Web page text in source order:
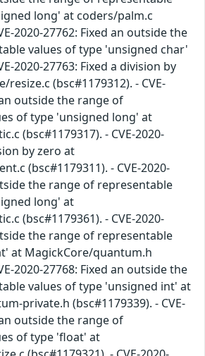
long' at coders/palm.c
2020-27762: Fixed an outside the
values of type 'unsigned char'
2020-27763: Fixed a division by
(bsc#1179312). - CVE-
outside the range of
of type 'unsigned long' at
(bsc#1179317). - CVE-2020-
by zero at
(bsc#1179311). - CVE-2020-
the range of representable
long' at
(bsc#1179361). - CVE-2020-
the range of representable
at MagickCore/quantum.h
2020-27768: Fixed an outside the
values of type 'unsigned int' at
private.h (bsc#1179339). - CVE-
outside the range of
of type 'float' at